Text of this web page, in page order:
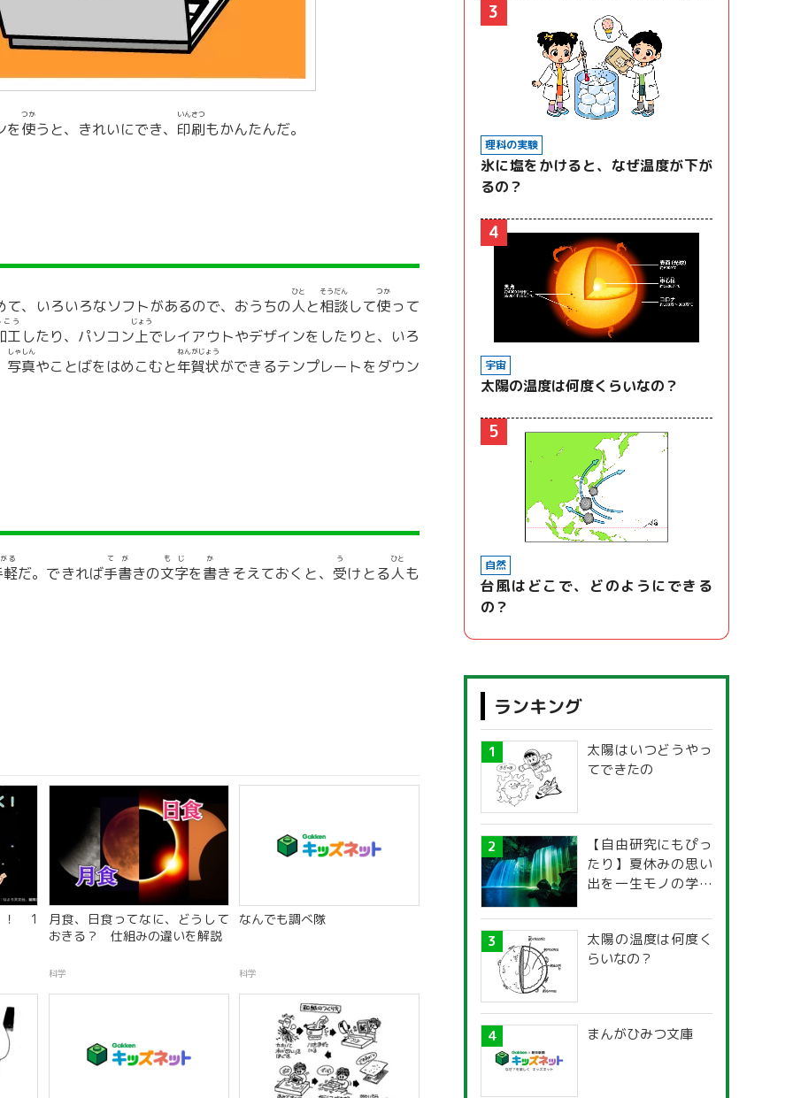
を使
つか
うと、きれいにでき、 印刷
いんさつ
もかんたんだ。
、いろいろなソフトがあるので、おうちの人
ひと
と相談
そうだん
して使
つか
って
工
こう
したり、パソコン上
じょう
でレイアウトやデザインをしたりと、いろ
写真
しゃしん
やことばをはめこむと年賀状
ねんがじょう
ができるテンプレートをダウン
軽
る
だ。できれば手書
てが
きの文字
もじ
を書
か
きそえておくと、 受
う
けとる人
ひと
も
！ 1
月食、日食ってなに、どうして
おきる？ 仕組みの違いを解説
科学
なんでも調べ隊
科学
3
理科の実験
氷に塩をかけると、なぜ温度が下が
るの？
4
宇宙
太陽の温度は何度くらいなの？
5
自然
台風はどこで、どのようにできる
の？
ランキング
太陽はいつどうやっ
てできたの
【自由研究にもぴっ
たり】夏休みの思い
出を一生モノの学び
探究ガイド
太陽の温度は何度く
らいなの？
まんがひみつ文庫